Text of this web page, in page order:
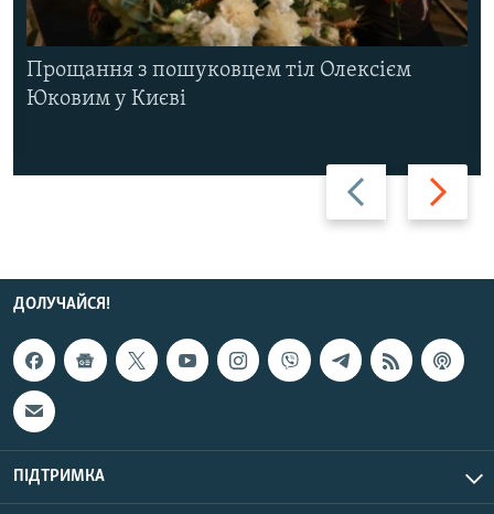
Назад Вперед
Прощання з пошуковцем тіл Олексієм
Юковим у Києві
ДОЛУЧАЙСЯ!
ПІДТРИМКА